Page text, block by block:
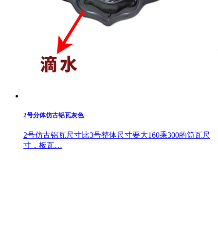
2号分体仿古铝瓦灰色
2号仿古铝瓦尺寸比3号整体尺寸要大160乘300的筒瓦尺
寸，板瓦…